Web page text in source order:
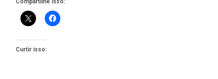
Compartilhe isso:
Curtir isso: